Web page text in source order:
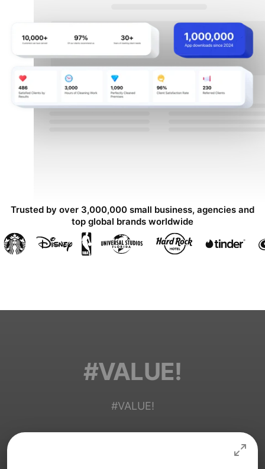
Trusted by over 3,000,000 small business, agencies and
top global brands worldwide
#VALUE!
#VALUE!